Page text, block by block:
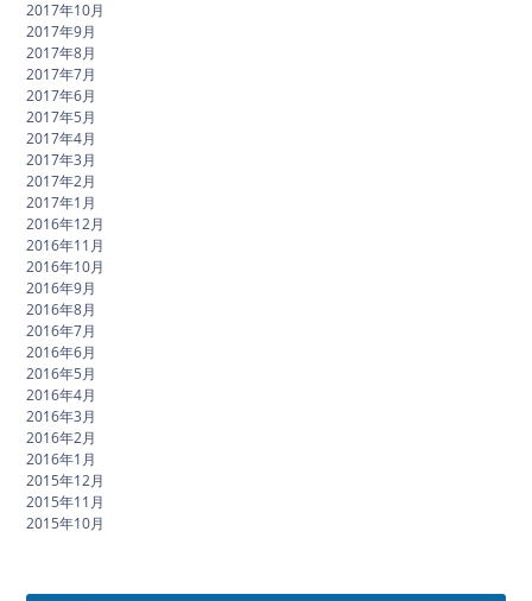
2017年10月
2017年9月
2017年8月
2017年7月
2017年6月
2017年5月
2017年4月
2017年3月
2017年2月
2017年1月
2016年12月
2016年11月
2016年10月
2016年9月
2016年8月
2016年7月
2016年6月
2016年5月
2016年4月
2016年3月
2016年2月
2016年1月
2015年12月
2015年11月
2015年10月